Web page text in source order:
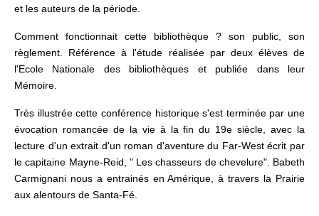
et les auteurs de la période.
Comment fonctionnait cette bibliothèque ? son public, son
règlement. Référence à l'étude réalisée par deux élèves de
l'Ecole Nationale des bibliothèques et publiée dans leur
Mémoire.
Très illustrée cette conférence historique s'est terminée par une
évocation romancée de la vie à la fin du 19e siècle, avec la
lecture d'un extrait d'un roman d'aventure du Far-West écrit par
le capitaine Mayne-Reid, " Les chasseurs de chevelure". Babeth
Carmignani nous a entrainés en Amérique, à travers la Prairie
aux alentours de Santa-Fé.